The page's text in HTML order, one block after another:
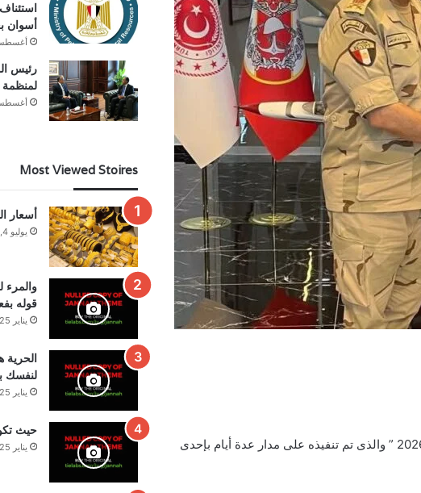
اُختتمت فعاليات التدريب الجوى المشترك المصرى التركى ” نسر الأناضول – 2026 ” والذى تم تنفيذه على مدار عدة أيام بإحدى
أسوان
أغسطس 6,
رئيس
لمنظمة
أغسطس 6,
Most Viewed Stoires
أسعار
يوليو 4, 2026
قوله
يناير 25, 2026
الحرية
لنفسك
يناير 25, 2026
حيث
يناير 25, 2026